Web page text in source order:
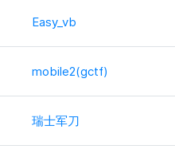
Easy_vb
mobile2(gctf)
瑞士军刀